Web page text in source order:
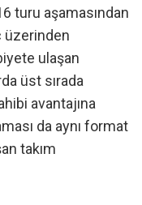
turu aşamasından
üzerinden
ulaşan
üst sırada
avantajına
da aynı format
takım